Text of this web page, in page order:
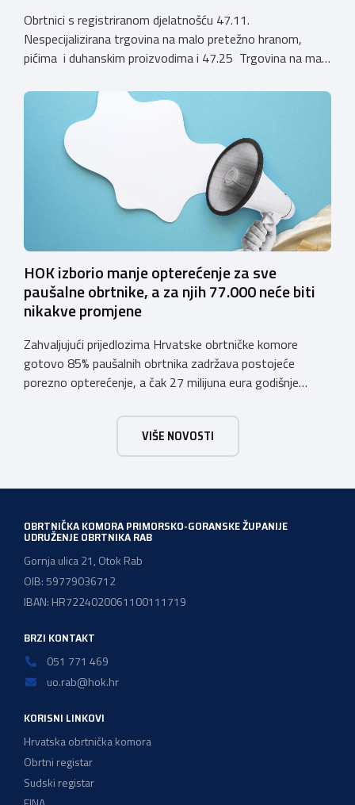
Obrtnici s registriranom djelatnošću 47.11.
Nespecijalizirana trgovina na malo pretežno hranom,
pićima i duhanskim proizvodima i 47.25 Trgovina na malo
koja sadrže alkohol i energetska pića dužni su uskladiti
svoje poslovne procese i osigurati tehničko rješenje za
vjerodostojnu provjeru punoljetnosti kupca putem
sustava e-Građani ili putem mobilne […]
HOK izborio manje opterećenje za sve
paušalne obrtnike, a za njih 77.000 neće biti
nikakve promjene
Zahvaljujući prijedlozima Hrvatske obrtničke komore
gotovo 85% paušalnih obrtnika zadržava postojeće
porezno opterećenje, a čak 27 milijuna eura godišnje
komora pozdravlja odluku Vlade Republike Hrvatske da u
konačnom prijedlogu poreznih izmjena prihvati ključne
prijedloge HOK-a iznesene tijekom intenzivnog dijaloga s
VIŠE NOVOSTI
OBRTNIČKA KOMORA PRIMORSKO-GORANSKE ŽUPANIJE
UDRUŽENJE OBRTNIKA RAB
Gornja ulica 21, Otok Rab
OIB: 59779036712
IBAN: HR7224020061100111719
BRZI KONTAKT
051 771 469
uo.rab@hok.hr
KORISNI LINKOVI
Hrvatska obrtnička komora
Obrtni registar
Sudski registar